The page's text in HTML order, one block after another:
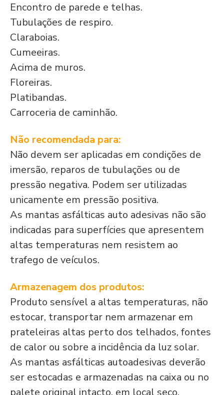
Encontro de parede e telhas.
Tubulações de respiro.
Claraboias.
Cumeeiras.
Acima de muros.
Floreiras.
Platibandas.
Carroceria de caminhão.
Não recomendada para:
Não devem ser aplicadas em condições de
imersão, reparos de tubulações ou de
pressão negativa. Podem ser utilizadas
unicamente em pressão positiva.
As mantas asfálticas auto adesivas não são
indicadas para superfícies que apresentem
altas temperaturas nem resistem ao
trafego de veículos.
Armazenagem dos produtos:
Produto sensível a altas temperaturas, não
estocar, transportar nem armazenar em
prateleiras altas perto dos telhados, fontes
de calor ou sobre a incidência da luz solar.
As mantas asfálticas autoadesivas deverão
ser estocadas e armazenadas na caixa ou no
palete original intacto, em local seco,